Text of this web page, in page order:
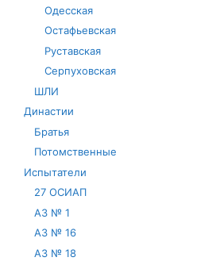
Одесская
Остафьевская
Руставская
Серпуховская
ШЛИ
Династии
Братья
Потомственные
Испытатели
27 ОСИАП
АЗ № 1
АЗ № 16
АЗ № 18